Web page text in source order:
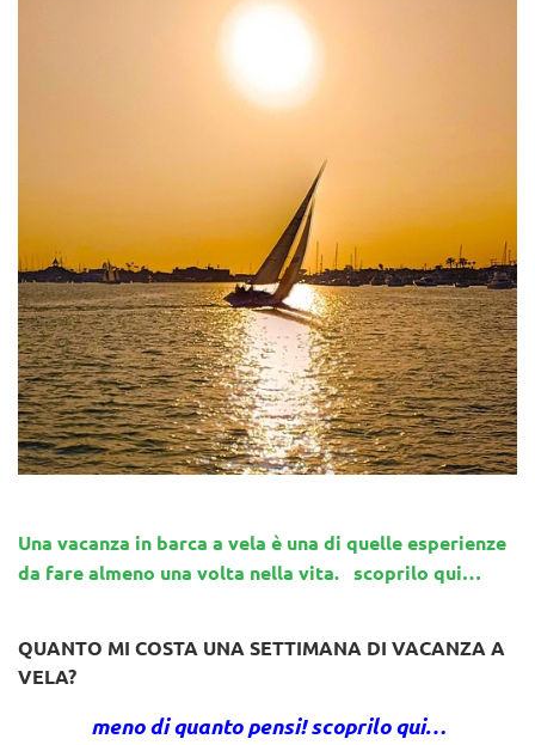
Una vacanza in barca a vela è una di quelle esperienze
da fare almeno una volta nella vita. scoprilo qui…
QUANTO MI COSTA UNA SETTIMANA DI VACANZA A
VELA?
meno di quanto pensi! scoprilo qui…